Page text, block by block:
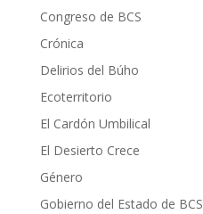
Congreso de BCS
Crónica
Delirios del Búho
Ecoterritorio
El Cardón Umbilical
El Desierto Crece
Género
Gobierno del Estado de BCS